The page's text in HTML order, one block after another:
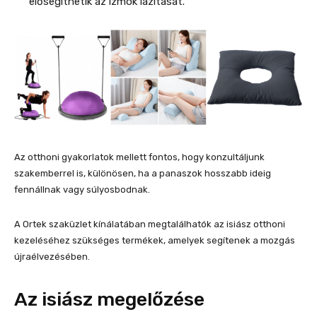
Az otthoni gyakorlatok mellett fontos, hogy konzultáljunk
szakemberrel is, különösen, ha a panaszok hosszabb ideig
fennállnak vagy súlyosbodnak.
A Ortek szaküzlet kínálatában megtalálhatók az isiász otthoni
kezeléséhez szükséges termékek, amelyek segítenek a mozgás
újraélvezésében.
Az isiász megelőzése